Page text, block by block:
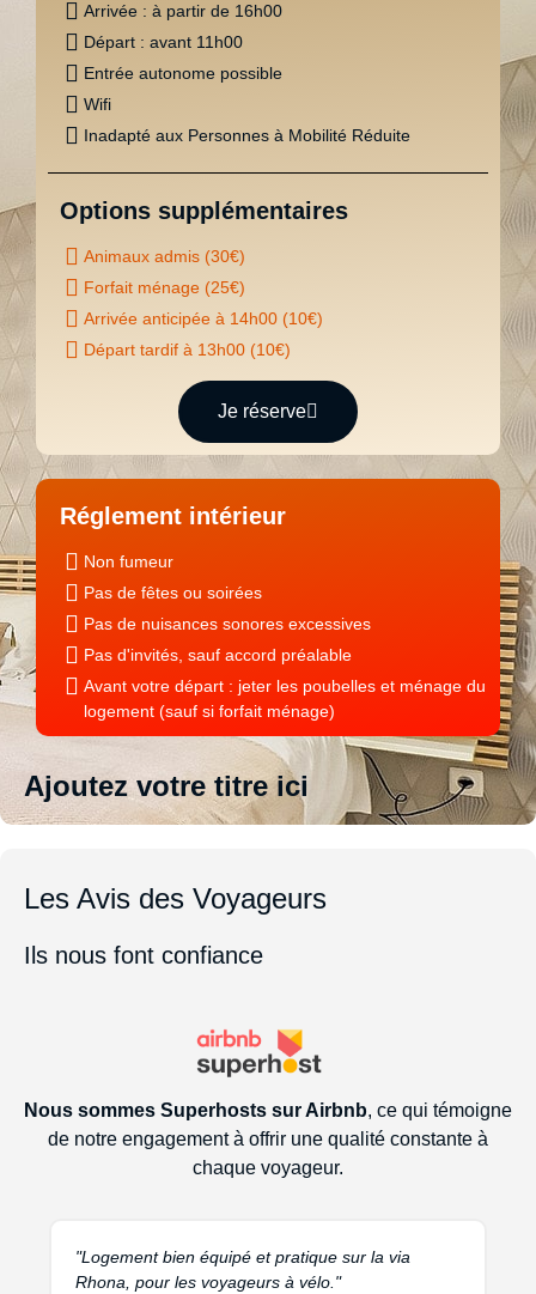
Savon et shampoing
Chauffage et Climatisation
Climatisation réversible
Radiateurs électriques
Ventilateurs (en été)
Equipement bébé (sur demande)
Baby phone
Lecture
Documentation touristique
Bibliothèque
Aspirateur
Arrivée : à partir de 16h00
Départ : avant 11h00
Entrée autonome possible
Wifi
Inadapté aux Personnes à Mobilité Réduite
Options supplémentaires
Animaux admis (30€)
Forfait ménage (25€)
Arrivée anticipée à 14h00 (10€)
Départ tardif à 13h00 (10€)
Je réserve
Réglement intérieur
Non fumeur
Pas de fêtes ou soirées
Pas de nuisances sonores excessives
Pas d'invités, sauf accord préalable
Avant votre départ : jeter les poubelles et ménage du
logement (sauf si forfait ménage)
Ajoutez votre titre ici
Les Avis des Voyageurs
Ils nous font confiance
Nous sommes Superhosts sur Airbnb, ce qui témoigne
de notre engagement à offrir une qualité constante à
chaque voyageur.
"Logement bien équipé et pratique sur la via
Rhona, pour les voyageurs à vélo."